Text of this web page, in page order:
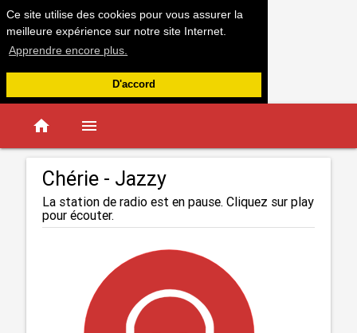
Ce site utilise des cookies pour vous assurer la
meilleure expérience sur notre site Internet.
Apprendre encore plus.
D'accord
home menu
Chérie - Jazzy
La station de radio est en pause. Cliquez sur play
pour écouter.